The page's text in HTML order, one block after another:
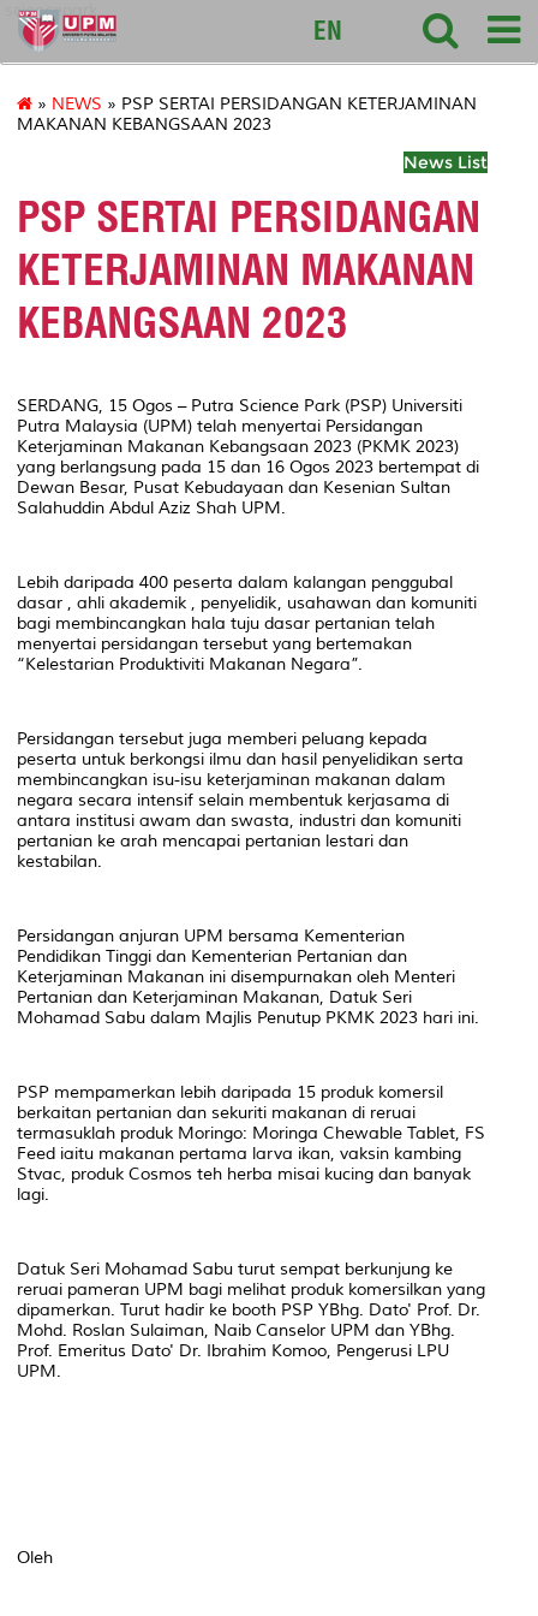
sciencepark
EN
» NEWS » PSP SERTAI PERSIDANGAN KETERJAMINAN
MAKANAN KEBANGSAAN 2023
News List
PSP SERTAI PERSIDANGAN
KETERJAMINAN MAKANAN
KEBANGSAAN 2023
SERDANG, 15 Ogos – Putra Science Park (PSP) Universiti
Putra Malaysia (UPM) telah menyertai Persidangan
Keterjaminan Makanan Kebangsaan 2023 (PKMK 2023)
yang berlangsung pada 15 dan 16 Ogos 2023 bertempat di
Dewan Besar, Pusat Kebudayaan dan Kesenian Sultan
Salahuddin Abdul Aziz Shah UPM.
Lebih daripada 400 peserta dalam kalangan penggubal
dasar , ahli akademik , penyelidik, usahawan dan komuniti
bagi membincangkan hala tuju dasar pertanian telah
menyertai persidangan tersebut yang bertemakan
“Kelestarian Produktiviti Makanan Negara”.
Persidangan tersebut juga memberi peluang kepada
peserta untuk berkongsi ilmu dan hasil penyelidikan serta
membincangkan isu-isu keterjaminan makanan dalam
negara secara intensif selain membentuk kerjasama di
antara institusi awam dan swasta, industri dan komuniti
pertanian ke arah mencapai pertanian lestari dan
kestabilan.
Persidangan anjuran UPM bersama Kementerian
Pendidikan Tinggi dan Kementerian Pertanian dan
Keterjaminan Makanan ini disempurnakan oleh Menteri
Pertanian dan Keterjaminan Makanan, Datuk Seri
Mohamad Sabu dalam Majlis Penutup PKMK 2023 hari ini.
PSP mempamerkan lebih daripada 15 produk komersil
berkaitan pertanian dan sekuriti makanan di reruai
termasuklah produk Moringo: Moringa Chewable Tablet, FS
Feed iaitu makanan pertama larva ikan, vaksin kambing
Stvac, produk Cosmos teh herba misai kucing dan banyak
lagi.
Datuk Seri Mohamad Sabu turut sempat berkunjung ke
reruai pameran UPM bagi melihat produk komersilkan yang
dipamerkan. Turut hadir ke booth PSP YBhg. Dato' Prof. Dr.
Mohd. Roslan Sulaiman, Naib Canselor UPM dan YBhg.
Prof. Emeritus Dato' Dr. Ibrahim Komoo, Pengerusi LPU
UPM.
Oleh